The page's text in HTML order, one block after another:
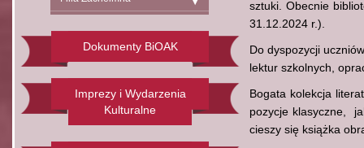
Dokumenty BiOAK
Imprezy i Wydarzenia
Kulturalne
sztuki. Obecnie
31.12.2024 r.).
Do dyspozycji
lektur szkolnych,
Bogata kolekcja
pozycje klasyczne,
cieszy się książka